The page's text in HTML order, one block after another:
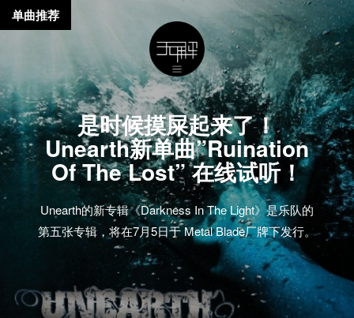
是时候摸屎起来了！
Unearth新单曲”Ruination
Of The Lost” 在线试听！
Unearth的新专辑《Darkness In The Light》是乐队的
第五张专辑，将在7月5日于 Metal Blade厂牌下发行。
单曲推荐